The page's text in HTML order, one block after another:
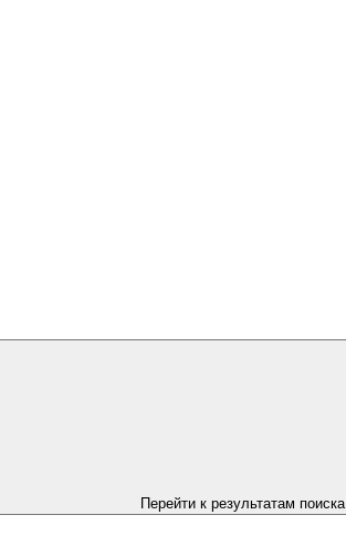
Перейти к результатам поиска